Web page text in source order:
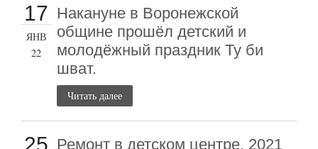
17
ЯНВ
22
Накануне в Воронежской
общине прошёл детский и
молодёжный праздник Ту би
шват.
Читать далее
25 Ремонт в детском центре, 2021